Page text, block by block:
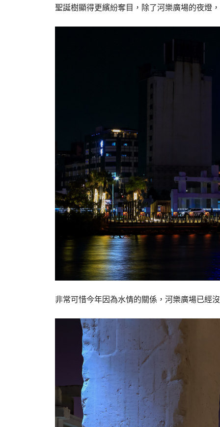
聖誕樹顯得更繽紛奪目，除了河樂廣場的夜燈
非常可惜今年因為水情的關係，河樂廣場已經